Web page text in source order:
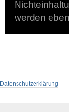
werden
Datenschutzerklärung